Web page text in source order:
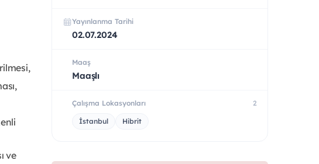
ve
Yayınlanma Tarihi
02.07.2024
Maaş
Maaşlı
Çalışma Lokasyonları 2
İstanbul Hibrit